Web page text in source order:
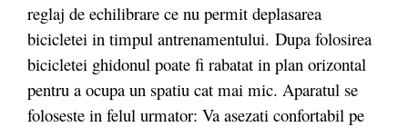
reglaj de echilibrare ce nu permit deplasarea
bicicletei in timpul antrenamentului. Dupa folosirea
bicicletei ghidonul poate fi rabatat in plan orizontal
pentru a ocupa un spatiu cat mai mic. Aparatul se
foloseste in felul urmator: Va asezati confortabil pe